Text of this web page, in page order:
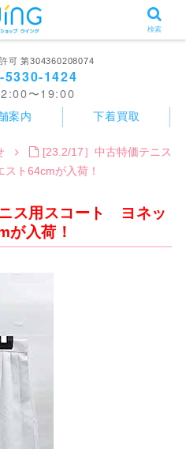
可 第304360208074
5330-1424
〜19:00
案内 下着買取
[23.2/17］中古特価テニス
ト64cmが入荷！
ス用スコート ヨネッ
入荷！
検索